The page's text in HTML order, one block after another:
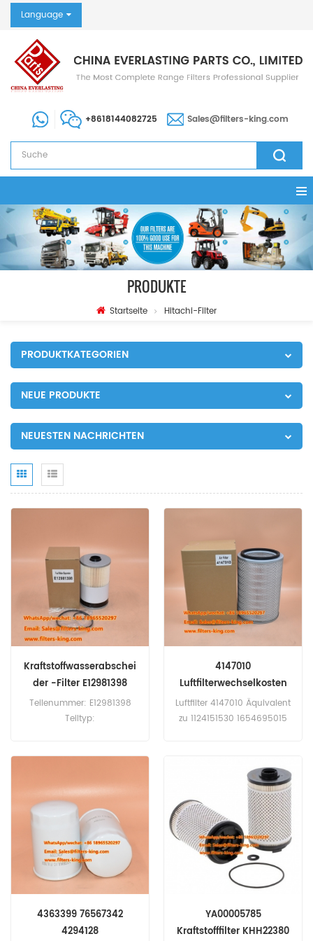
Language
+8618144082725 Sales@filters-king.com
PRODUKTE
Startseite Hitachi-Filter
PRODUKTKATEGORIEN
NEUE PRODUKTE
NEUESTEN NACHRICHTEN
Kraftstoffwasserabschei
der -Filter E12981398
Teilenummer: E12981398
Teiltyp:
4147010
Luftfilterwechselkosten
Luftfilter 4147010 Äquivalent
zu 1124151530 1654695015
700, Ex 220 LC, Ex 270, KH
125-3, KH 150-3.
4363399 76567342
4294128
YA00005785
Kraftstofffilter KHH22380